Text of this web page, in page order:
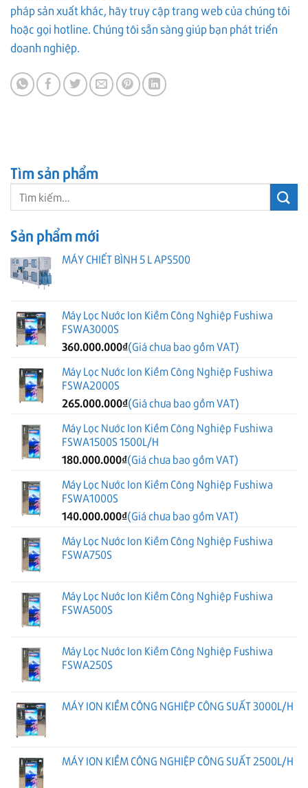
pháp sản xuất khác, hãy truy cập trang web của chúng tôi
hoặc gọi hotline. Chúng tôi sẵn sàng giúp bạn phát triển
doanh nghiệp.
Tìm sản phẩm
Tìm
Sản phẩm mới
MÁY CHIẾT BÌNH 5 L APS500
Máy Lọc Nước Ion Kiềm Công Nghiệp Fushiwa
FSWA3000S
360.000.000₫(Giá chưa bao gồm VAT)
Máy Lọc Nước Ion Kiềm Công Nghiệp Fushiwa
FSWA2000S
265.000.000₫(Giá chưa bao gồm VAT)
Máy Lọc Nước Ion Kiềm Công Nghiệp Fushiwa
FSWA1500S 1500L/H
180.000.000₫(Giá chưa bao gồm VAT)
Máy Lọc Nước Ion Kiềm Công Nghiệp Fushiwa
FSWA1000S
140.000.000₫(Giá chưa bao gồm VAT)
Máy Lọc Nước Ion Kiềm Công Nghiệp Fushiwa
FSWA750S
Máy Lọc Nước Ion Kiềm Công Nghiệp Fushiwa
FSWA500S
Máy Lọc Nước Ion Kiềm Công Nghiệp Fushiwa
FSWA250S
MÁY ION KIỀM CÔNG NGHIỆP CÔNG SUẤT 3000L/H
MÁY ION KIỀM CÔNG NGHIỆP CÔNG SUẤT 2500L/H